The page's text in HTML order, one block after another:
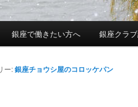
銀座で働きたい方へ 銀座クラ
ー:銀座チョウシ屋のコロッケパン